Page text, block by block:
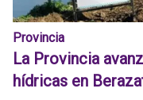
Provincia
La Provincia
hídricas en